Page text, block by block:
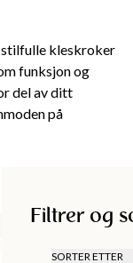
kleskroker
funksjon og
del av ditt
på
Filtrer og
SORTER ETTER